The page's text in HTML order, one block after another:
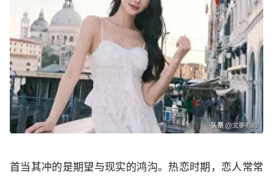
首当其冲的是期望与现实的鸿沟。热恋时期，恋人常常